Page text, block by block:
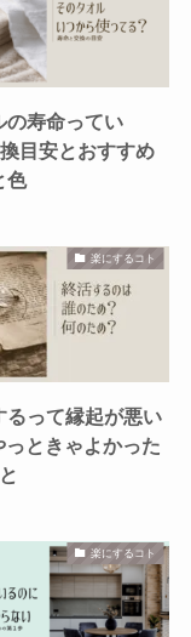
の寿命ってい
目安とおすすめ
色
楽にするコト
るって縁起が悪い
ときゃよかった
楽にするコト